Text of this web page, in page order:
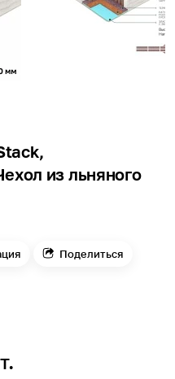
из льняного
Поделиться